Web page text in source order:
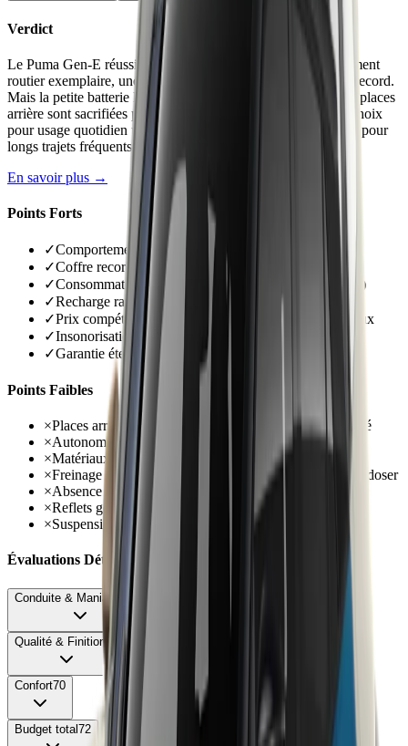
Verdict
Le Puma Gen-E réussit son électrification avec un comportement
routier exemplaire, une consommation maîtrisée et un coffre record.
Mais la petite batterie limite la polyvalence autoroutière et les places
arrière sont sacrifiées par le plancher surélevé. Un excellent choix
pour usage quotidien urbain et périurbain, moins convaincant pour
longs trajets fréquents.
En savoir plus →
Points Forts
✓Comportement routier de référence dans le segment
✓Coffre record de 523 litres avec Gigabox lavable
✓Consommation réellement basse (14-15 kWh/100 km)
✓Recharge rapide efficace (21-23 min de 10 à 80%)
✓Prix compétitif dès 33 990 € avec équipement généreux
✓Insonorisation remarquable, bruits d'air maîtrisés
✓Garantie étendue à 5 ans ou 100 000 km
Points Faibles
×Places arrière très inhospitalières avec plancher surélevé
×Autonomie limitée à 290-304 km réels usage mixte
×Matériaux intérieurs décevants avec plastiques durs
×Freinage régénératif peu progressif et pédale difficile à doser
×Absence de pompe à chaleur même en option
×Reflets gênants sur écrans et menus peu intuitifs
×Suspensions fermes en ville avec jantes 18 pouces
Évaluations Détaillées
Conduite & Maniabilité
Qualité & Finition 65
Confort70
Budget total72